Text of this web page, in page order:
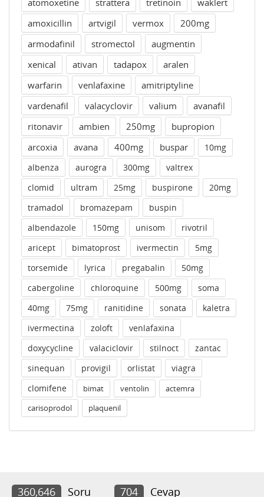
atomoxetine
strattera tretinoin
waklert
amoxicillin
artvigil vermox
200mg
armodafinil
stromectol
augmentin
xenical
ativan tadapox
aralen
warfarin
venlafaxine
amitriptyline
vardenafil
valacyclovir valium
avanafil
ritonavir
ambien 250mg
bupropion
arcoxia
avana 400mg buspar
10mg
albenza
aurogra 300mg
valtrex
clomid
ultram 25mg buspirone
20mg
tramadol
bromazepam
buspin
albendazole
150mg unisom
rivotril
aricept
bimatoprost ivermectin
5mg
torsemide
lyrica pregabalin
50mg
cabergoline
chloroquine 500mg
soma
40mg
75mg ranitidine sonata
kaletra
ivermectina
zoloft
venlafaxina
doxycycline
valaciclovir stilnoct
zantac
sinequan
provigil orlistat
viagra
clomifene
bimat ventolin
actemra
carisoprodol
plaquenil
360,646 Soru 704 Cevap